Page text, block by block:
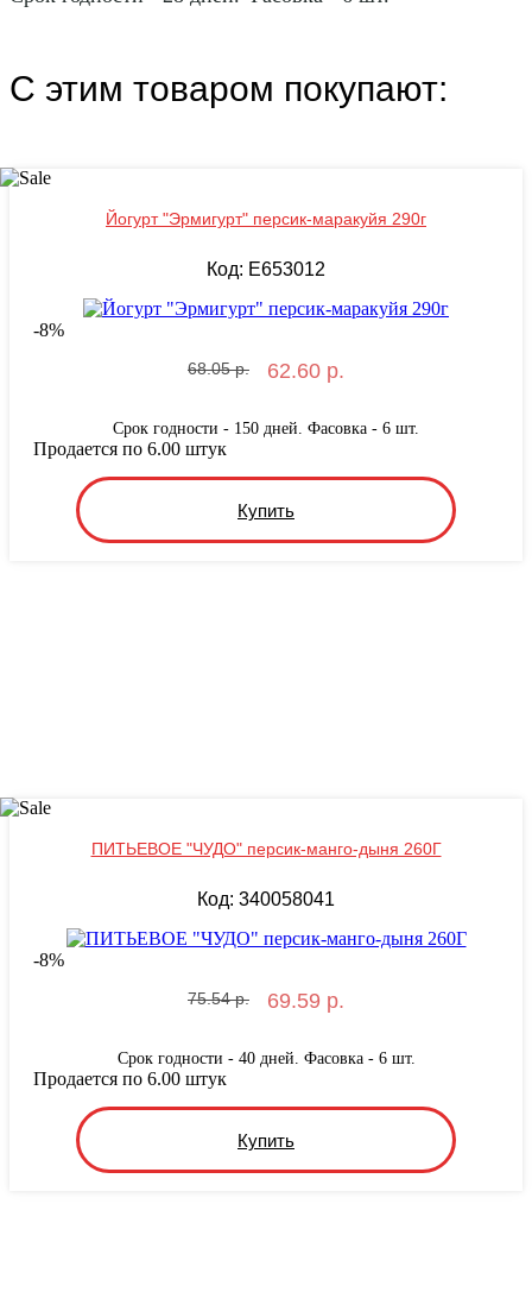
С этим товаром покупают:
Йогурт "Эрмигурт" персик-маракуйя 290г
Код: E653012
-8%
68.05 р. 62.60 р.
Срок годности - 150 дней. Фасовка - 6 шт.
Купить
Продается по 6.00 штук
ПИТЬЕВОЕ "ЧУДО" персик-манго-дыня 260Г
Код: 340058041
-8%
75.54 р. 69.59 р.
Срок годности - 40 дней. Фасовка - 6 шт.
Купить
Продается по 6.00 штук